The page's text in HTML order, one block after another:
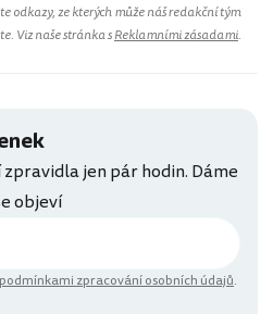
odkazy, ze kterých může náš redakční tým
Viz naše stránka sReklamními zásadami.
jen pár hodin. Dáme
objeví
podmínkami zpracování osobních údajů.